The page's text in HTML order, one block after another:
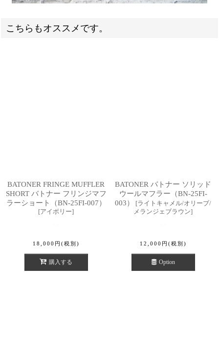
こちらもオススメです。
BATONER FRINGE MUFFLER
SHORT バトナー フリンジマフ
ラーショート（BN-25FI-007）
[アイボリー]
18,000 円 (税別)
購入する
BATONER バトナー ソリッド
ウールマフラー（BN-25FI-
003）
[ライトキャメル/オリーブ/
メランジェブラウン]
12,000 円 (税別)
Option